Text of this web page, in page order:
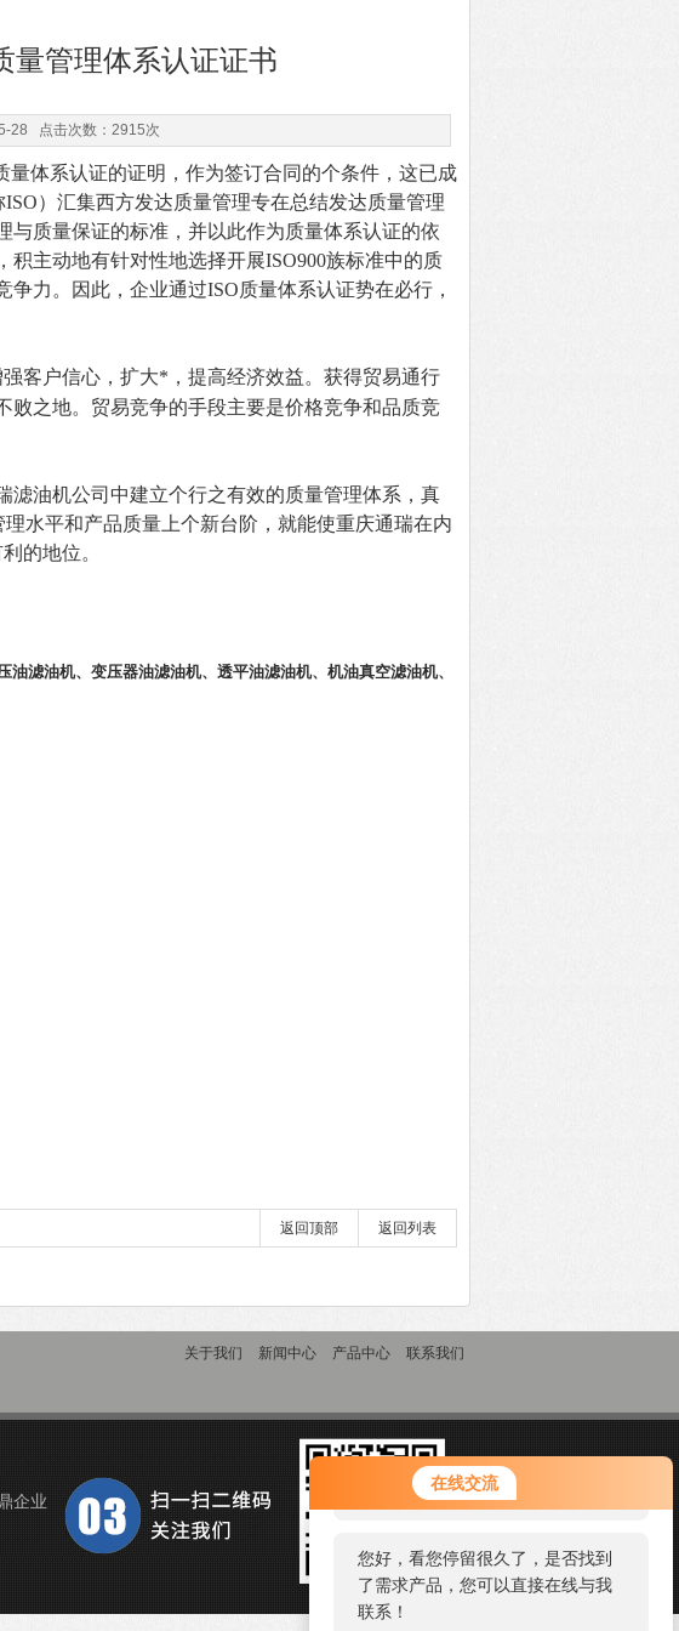
在线交流
您好！欢迎前来咨询，很高兴为您
服务，请问您要咨询什么问题呢？
您好，看您停留很久了，是否找到
了需求产品，您可以直接在线与我
联系！
量管理体系认证证书
28 点击次数：2915次
体系认证的证明，作为签订合同的个条件，这已成
）汇集西方发达质量管理专在总结发达质量管理
质量保证的标准，并以此作为质量体系认证的依
主动地有针对性地选择开展ISO900族标准中的质
力。因此，企业通过ISO质量体系认证势在必行，
客户信心，扩大*，提高经济效益。获得贸易通行
败之地。贸易竞争的手段主要是价格竞争和品质竞
油机公司中建立个行之有效的质量管理体系，真
水平和产品质量上个新台阶，就能使重庆通瑞在内
的地位。
油滤油机、 变压器油滤油机、 透平油滤油机、 机油真空滤油机、
返回列表
返回顶部
关于我们 新闻中心 产品中心 联系我们
企业